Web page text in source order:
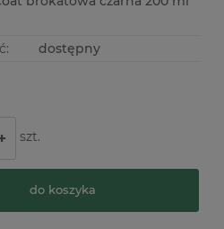
dostępny
szt.
do koszyka